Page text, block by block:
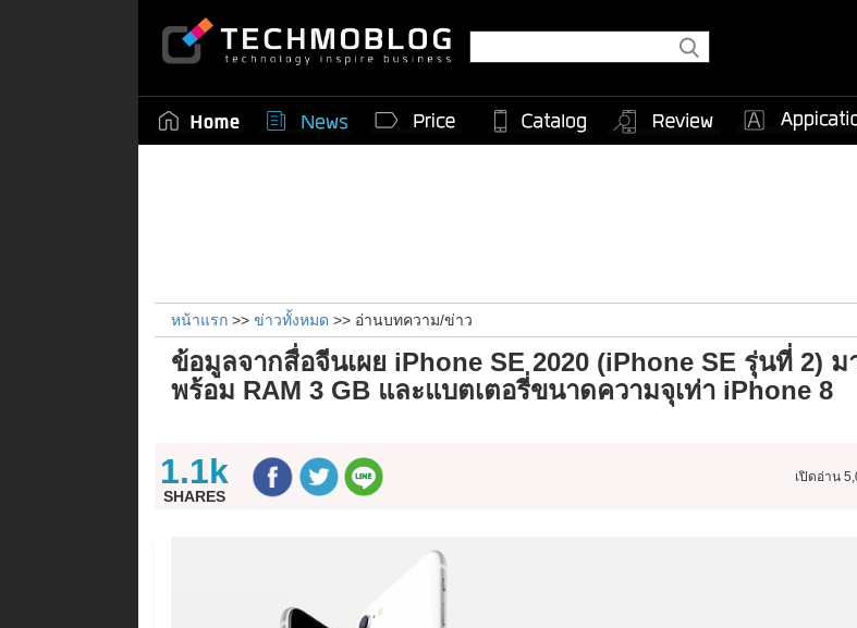
หน้าแรก >> ข่าวทั้งหมด >> อ่านบทความ/ข่าว
ข้อมูลจากสื่อจีนเผย iPhone SE 2020 (iPhone SE รุ่นที่ 2) ม
พร้อม RAM 3 GB และแบตเตอรี่ขนาดความจุเท่า iPhone 8
1.1k
SHARES
เปิดอ่าน